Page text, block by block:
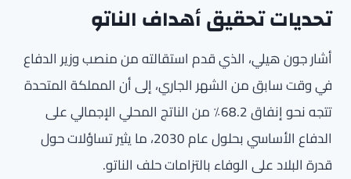
تحديات تحقيق أهداف الناتو
أشار جون هيلي، الذي قدم استقالته من منصب وزير الدفاع
في وقت سابق من الشهر الجاري، إلى أن المملكة المتحدة
تتجه نحو إنفاق 68.2٪ من الناتج المحلي الإجمالي على
الدفاع الأساسي بحلول عام 2030، ما يثير تساؤلات حول
قدرة البلاد على الوفاء بالتزامات حلف الناتو.